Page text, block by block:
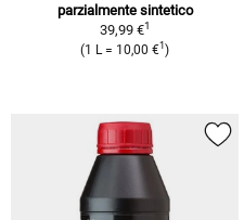
parzialmente sintetico
39,99 €1
(1 L = 10,00 €1 )